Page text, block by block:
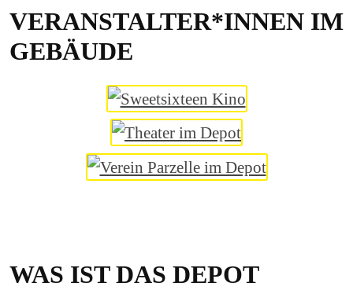
VERANSTALTER*INNEN IM
GEBÄUDE
WAS IST DAS DEPOT